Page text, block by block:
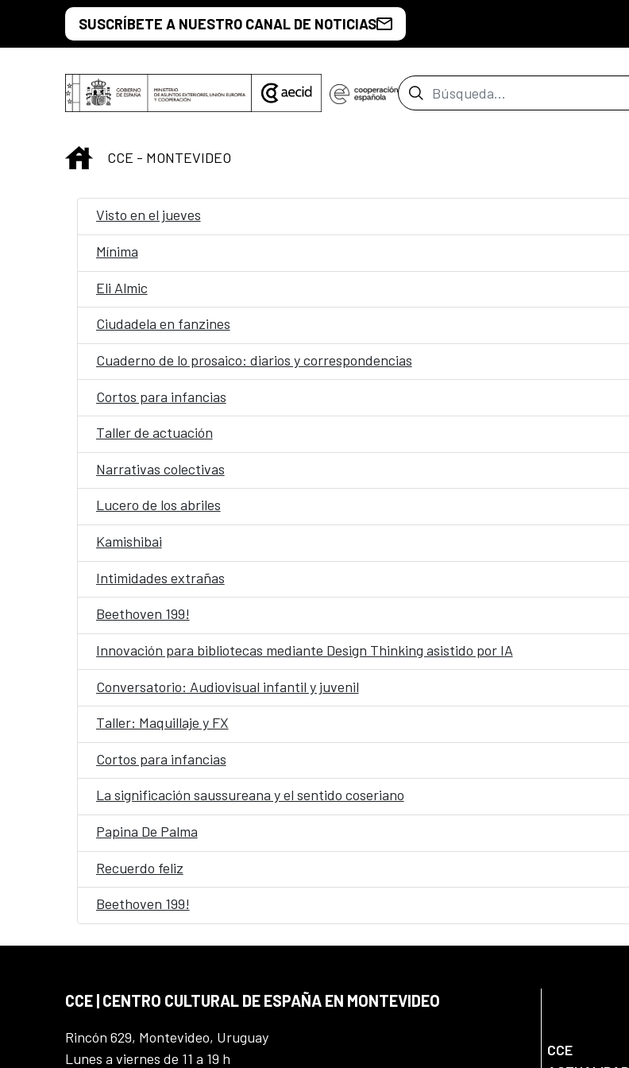
Saltar al contenido principal
SUSCRÍBETE A NUESTRO CANAL DE NOTICIAS
Barra de búsqueda
INICIO
CCE - MONTEVIDEO
Visto en el jueves
Mínima
Eli Almic
Ciudadela en fanzines
Cuaderno de lo prosaico: diarios y correspondencias
Cortos para infancias
Taller de actuación
Narrativas colectivas
Lucero de los abriles
Kamishibai
Intimidades extrañas
Beethoven 199!
Innovación para bibliotecas mediante Design Thinking asistido por IA
Conversatorio: Audiovisual infantil y juvenil
Taller: Maquillaje y FX
Cortos para infancias
La significación saussureana y el sentido coseriano
Papina De Palma
Recuerdo feliz
Beethoven 199!
CCE | CENTRO CULTURAL DE ESPAÑA EN MONTEVIDEO
Rincón 629, Montevideo, Uruguay
Lunes a viernes de 11 a 19 h
CCE